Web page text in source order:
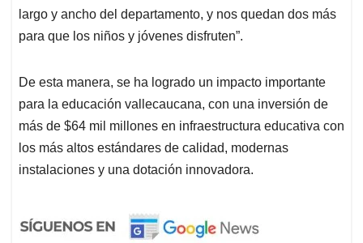
largo y ancho del departamento, y nos quedan dos más
para que los niños y jóvenes disfruten”.
De esta manera, se ha logrado un impacto importante
para la educación vallecaucana, con una inversión de
más de $64 mil millones en infraestructura educativa con
los más altos estándares de calidad, modernas
instalaciones y una dotación innovadora.